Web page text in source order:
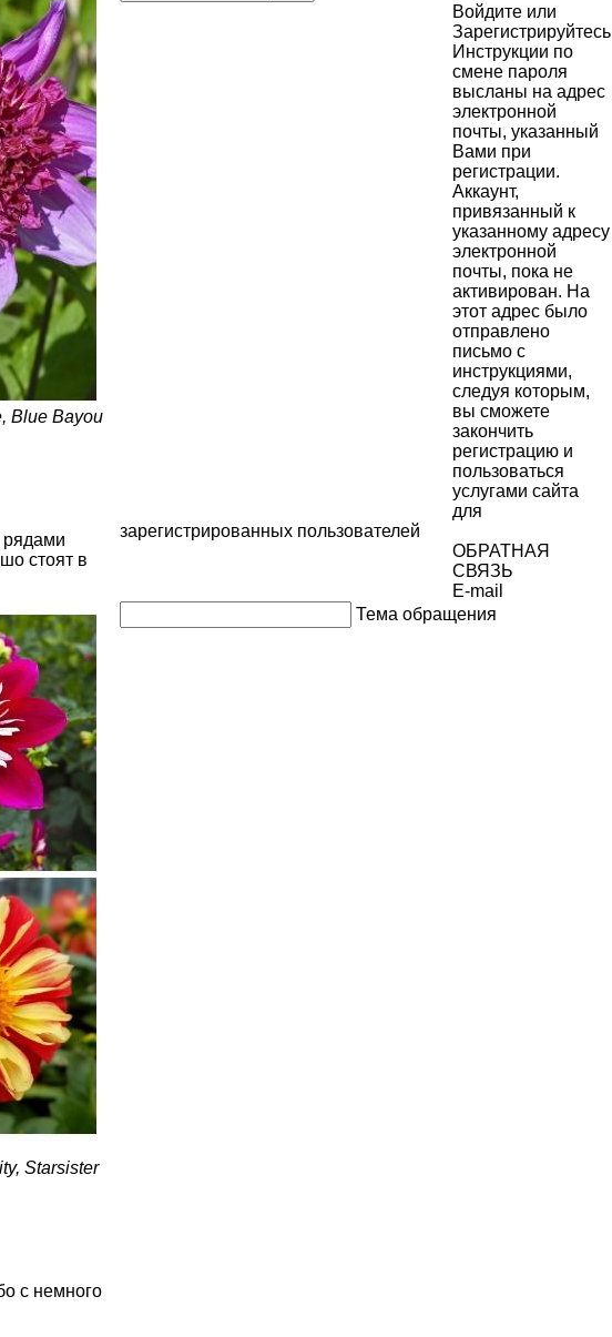
Blue Bayou
рядами
стоят в
Starsister
с немного
Войдите или
Зарегистрируйтесь
Инструкции по
смене пароля
высланы на адрес
электронной
почты, указанный
Вами при
регистрации.
Аккаунт,
привязанный к
указанному адресу
электронной
почты, пока не
активирован. На
этот адрес было
отправлено
письмо с
инструкциями,
следуя которым,
вы сможете
закончить
регистрацию и
пользоваться
услугами сайта
для
зарегистрированных пользователей
ОБРАТНАЯ
СВЯЗЬ
E-mail
Тема обращения